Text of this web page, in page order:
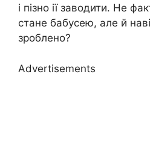
і пізно ії заводити. Не
стане бабусею, але й
зроблено?
Advertisements